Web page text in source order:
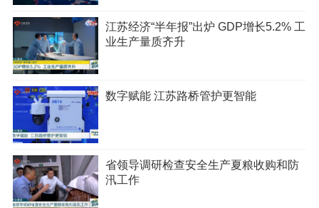
江苏经济“半年报”出炉 GDP增长5.2% 工
业生产量质齐升
数字赋能 江苏路桥管护更智能
省领导调研检查安全生产夏粮收购和防
汛工作